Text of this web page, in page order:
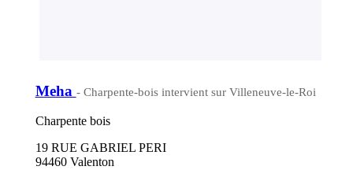
Meha - Charpente-bois intervient sur Villeneuve-le-Roi
Charpente bois
19 RUE GABRIEL PERI
94460 Valenton